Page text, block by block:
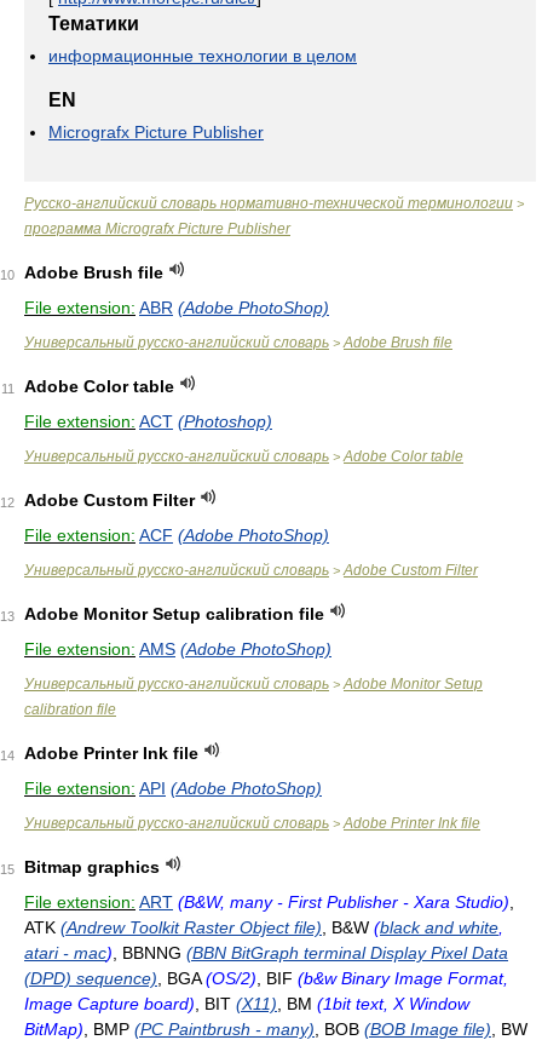
Тематики
информационные технологии в целом
EN
Micrografx Picture Publisher
Русско-английский словарь нормативно-технической терминологии >
программа Micrografx Picture Publisher
10
Adobe Brush file
File extension: ABR (Adobe PhotoShop)
Универсальный русско-английский словарь > Adobe Brush file
11
Adobe Color table
File extension: ACT (Photoshop)
Универсальный русско-английский словарь > Adobe Color table
12
Adobe Custom Filter
File extension: ACF (Adobe PhotoShop)
Универсальный русско-английский словарь > Adobe Custom Filter
13
Adobe Monitor Setup calibration file
File extension: AMS (Adobe PhotoShop)
Универсальный русско-английский словарь > Adobe Monitor Setup
calibration file
14
Adobe Printer Ink file
File extension: API (Adobe PhotoShop)
Универсальный русско-английский словарь > Adobe Printer Ink file
15
Bitmap graphics
File extension: ART (B&W, many - First Publisher - Xara Studio)
ATK (Andrew Toolkit Raster Object file) , B&W (black and white
atari - mac) , BBNNG (BBN BitGraph terminal Display Pixel Data
(DPD) sequence) , BGA(OS/2) , BIF (b&w Binary Image Format,
Image Capture board) , BIT (X11) , BM (1bit text, X Window
BitMap) , BMP (PC Paintbrush - many) , BOB (BOB Image file) , BW